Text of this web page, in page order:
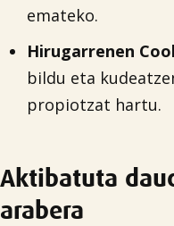
emateko.
Hirugarrenen
bildu eta
propiotzat hartu.
Aktibatuta
arabera